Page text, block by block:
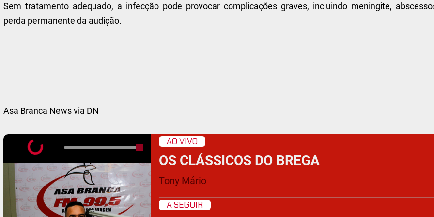
Sem tratamento adequado, a infecção pode provocar complicações graves, incluindo meningite,
perda permanente da audição.
Asa Branca News via DN
AO VIVO
OS CLÁSSICOS DO BREGA
Tony Mário
A SEGUIR